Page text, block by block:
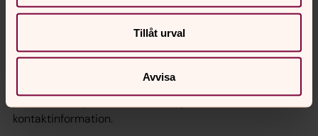
Tillåt urval
Avvisa
All information som går att härleda till en fysisk levande
kontaktinformation.